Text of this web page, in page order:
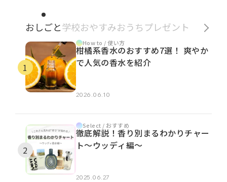
おしごと学校おやすみおうち プレゼント
How to / 使い方
柑橘系香水のおすすめ7選！ 爽やか
で人気の香水を紹介
2026.06.10
Select / おすすめ
徹底解説！香り別まるわかりチャー
ト～ウッディ編～
2025.06.27